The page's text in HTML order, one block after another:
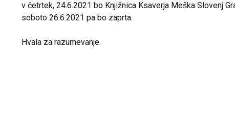
v četrtek, 24.6.2021 bo Knjižnica Ksaverja Meška Slovenj
soboto 26.6.2021 pa bo zaprta.
Hvala za razumevanje.